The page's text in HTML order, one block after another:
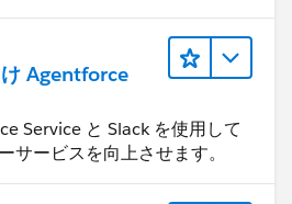
Agentforce
Service と Slack を使用して
サービスを向上させます。